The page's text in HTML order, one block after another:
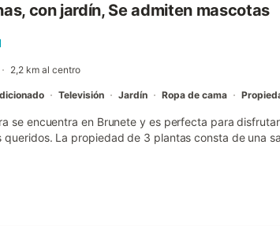
con jardín, Se admiten mascotas
2,2 km al centro
Televisión Jardín Ropa de cama
se encuentra en Brunete y es perfecta para
La propiedad de 3 plantas consta de una
lavadora y toallas de playa y piscina.
hay una cuna disponible. Este alquiler de
a poca distancia y una pista de tenis a 15 minutos a